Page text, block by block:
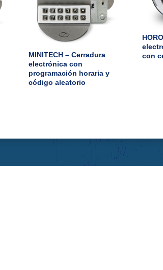
MINITECH – Cerradura
electrónica con
programación horaria y
código aleatorio
con